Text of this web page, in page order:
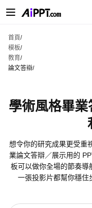
首頁/
模板/
教育/
論文答辯/
學術風格畢
想令你的研究成果更受重
業論文答辯／展示用的
板可以做你全場的節奏
一張投影片都幫你穩住